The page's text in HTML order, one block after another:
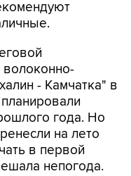
- Камчатка" в
года. Но
на лето
в первой
непогода.